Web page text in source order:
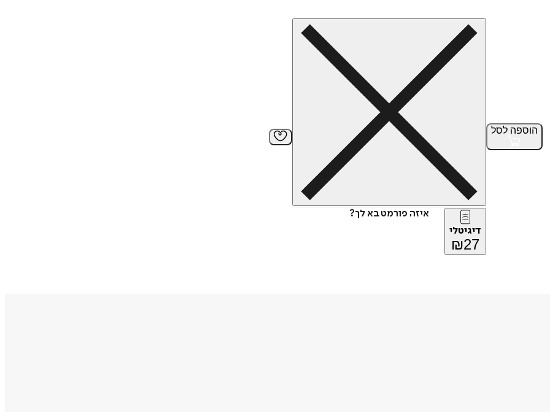
הוספה לסל
איזה פורמט בא לך?
דיגיטלי
₪27